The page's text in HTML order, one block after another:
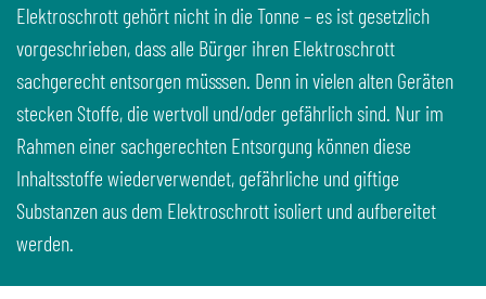
Elektroschrott gehört nicht in die Tonne – es ist gesetzlich
vorgeschrieben, dass alle Bürger ihren Elektroschrott
sachgerecht entsorgen müsssen. Denn in vielen alten Geräten
stecken Stoffe, die wertvoll und/oder gefährlich sind. Nur im
Rahmen einer sachgerechten Entsorgung können diese
Inhaltsstoffe wiederverwendet, gefährliche und giftige
Substanzen aus dem Elektroschrott isoliert und aufbereitet
werden.